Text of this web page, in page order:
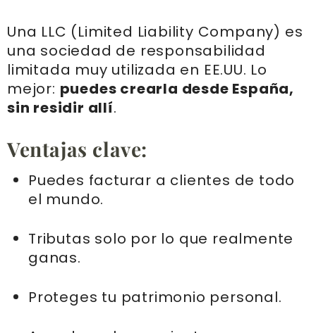
Una LLC (Limited Liability Company) es
una sociedad de responsabilidad
limitada muy utilizada en EE.UU. Lo
mejor: puedes crearla desde España,
sin residir allí.
Ventajas clave:
Puedes facturar a clientes de todo
el mundo.
Tributas solo por lo que realmente
ganas.
Proteges tu patrimonio personal.